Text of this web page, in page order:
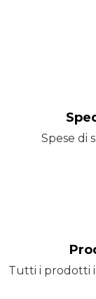
Spese di
Tutti i prodotti